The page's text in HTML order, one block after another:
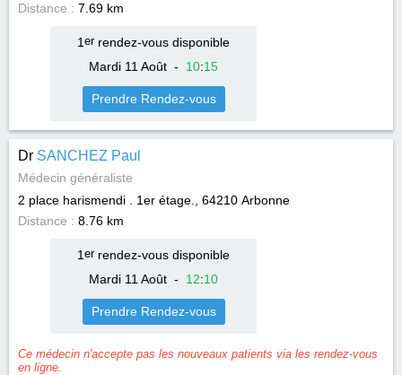
Distance : 7.69 km
1 errendez-vous disponible
Mardi 11 Août - 10:15
Prendre Rendez-vous
Dr SANCHEZ Paul
Médecin généraliste
2 place harismendi . 1er étage., 64210 Arbonne
Distance : 8.76 km
1 errendez-vous disponible
Mardi 11 Août - 12:10
Prendre Rendez-vous
Ce médecin n'accepte pas les nouveaux patients via les rendez-vous
en ligne.